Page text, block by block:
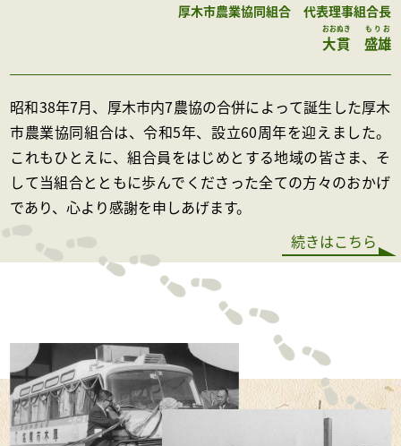
厚木市農業協同組合 代表理事組合長
大貫
おおぬき
盛雄
もりお
昭和38年7月、厚木市内7農協の合併によって誕生した厚木
市農業協同組合は、令和5年、設立60周年を迎えました。
これもひとえに、組合員をはじめとする地域の皆さま、そ
して当組合とともに歩んでくださった全ての方々のおかげ
であり、心より感謝を申しあげます。
続きはこちら